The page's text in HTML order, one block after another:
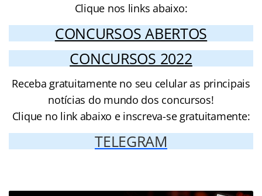
Clique nos links abaixo:
CONCURSOS ABERTOS
CONCURSOS 2022
Receba gratuitamente no seu celular as principais
notícias do mundo dos concursos!
Clique no link abaixo e inscreva-se gratuitamente:
TELEGRAM